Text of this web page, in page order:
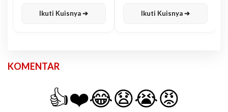
Ikuti Kuisnya ➔ Ikuti Kuisnya ➔
KOMENTAR
👍❤️😂😧😭😡